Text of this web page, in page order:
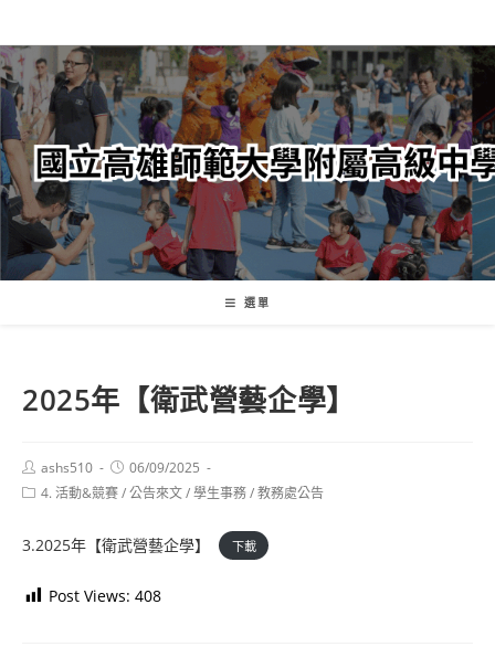
轉
至
主
內
容
選單
2025年【衛武營藝企學】
Post
author:
ashs510
Post
published:
06/09/2025
Post4. 活動&競賽/公告來文/學生事務/教務處公告
3.2025年【衛武營藝企學】 下載
Post Views: 408